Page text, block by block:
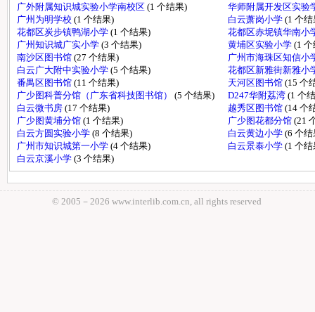
广外附属知识城实验小学南校区 (1 个结果)
华师附属开发区实验
广州为明学校 (1 个结果) 白云萧岗小学 (1 个结
花都区炭步镇鸭湖小学 (1 个结果)
花都区赤坭镇华南小
广州知识城广实小学 (3 个结果) 黄埔区实验小学 (1
南沙区图书馆 (27 个结果)
广州市海珠区知信小
白云广大附中实验小学 (5 个结果)
花都区新雅街新雅小
番禺区图书馆 (11 个结果) 天河区图书馆 (15 个
广少图科普分馆（广东省科技图书馆） (5 个结果) D247华附荔湾 (1 个
白云微书房 (17 个结果) 越秀区图书馆 (14 个
广少图黄埔分馆 (1 个结果) 广少图花都分馆 (21
白云方圆实验小学 (8 个结果) 白云黄边小学 (6 个结
广州市知识城第一小学 (4 个结果) 白云景泰小学 (1 个结
白云京溪小学 (3 个结果)
© 2005－ 2026 www.interlib.com.cn, all rights reserved